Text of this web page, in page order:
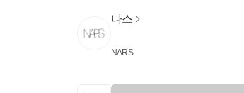
나스
NARS